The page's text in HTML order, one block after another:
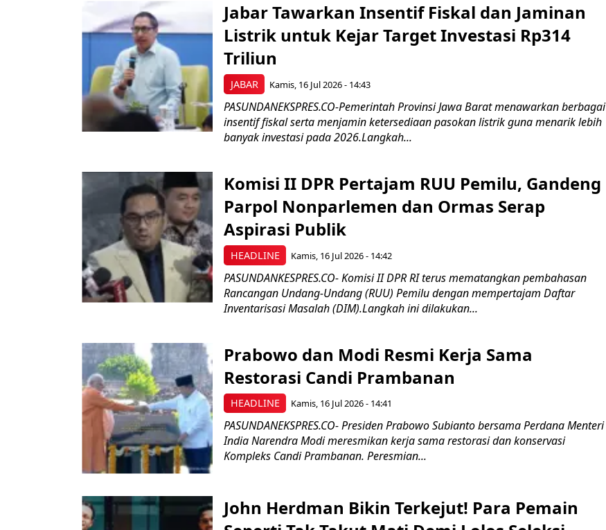
JABAR
Jabar Tawarkan Insentif Fiskal dan Jaminan
Listrik untuk Kejar Target Investasi Rp314
Triliun
Kamis, 16 Jul 2026 - 14:43
PASUNDANEKSPRES.CO-Pemerintah Provinsi Jawa Barat menawarkan berbagai
insentif fiskal serta menjamin ketersediaan pasokan listrik guna menarik lebih
banyak investasi pada 2026.Langkah...
HEADLINE
Komisi II DPR Pertajam RUU Pemilu, Gandeng
Parpol Nonparlemen dan Ormas Serap
Aspirasi Publik
Kamis, 16 Jul 2026 - 14:42
PASUNDANKESPRES.CO- Komisi II DPR RI terus mematangkan pembahasan
Rancangan Undang-Undang (RUU) Pemilu dengan mempertajam Daftar
Inventarisasi Masalah (DIM).Langkah ini dilakukan...
HEADLINE
Prabowo dan Modi Resmi Kerja Sama
Restorasi Candi Prambanan
Kamis, 16 Jul 2026 - 14:41
PASUNDANEKSPRES.CO- Presiden Prabowo Subianto bersama Perdana Menteri
India Narendra Modi meresmikan kerja sama restorasi dan konservasi
Kompleks Candi Prambanan. Peresmian...
John Herdman Bikin Terkejut! Para Pemain